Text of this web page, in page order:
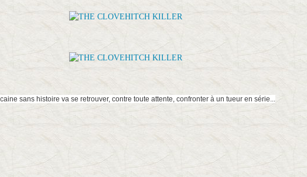
sans histoire va se retrouver, contre toute attente, confronter à un tueur en série...